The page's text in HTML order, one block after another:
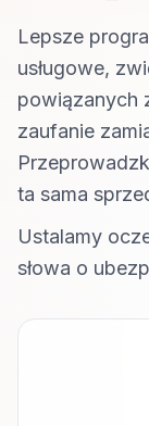
Lepsze
usługowe,
powiązanych
zaufanie
ta sama
Ustalamy
słowa o